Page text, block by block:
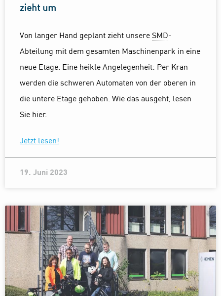
zieht um
Von langer Hand geplant zieht unsere SMD-
Abteilung mit dem gesamten Maschinenpark in eine
neue Etage. Eine heikle Angelegenheit: Per Kran
werden die schweren Automaten von der oberen in
die untere Etage gehoben. Wie das ausgeht, lesen
Sie hier.
Jetzt lesen!
19. Juni 2023